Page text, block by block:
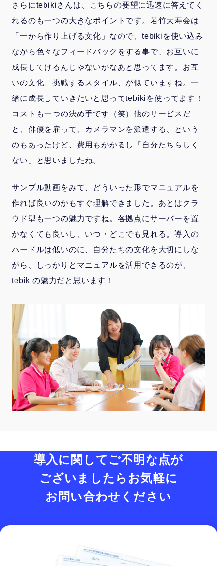
さらにtebikiさんは、こちらの要望に迅速に答えてく
れるのも一つの大きなポイントです。若竹大寿会は
「一から作り上げる文化」なので、tebikiを使い込み
ながら色々なフィードバックをする事で、お互いに
成長してけるんじゃないかなあと思ってます。お互
いの文化、挑戦するスタイル、が似ていますね。一
緒に成長していきたいと思ってtebikiを使ってます！
コストも一つの決め手です（笑）他のサービスだ
と、俳優を雇って、カメラマンを派遣する、という
のもあったけど、費用もかかるし「自分たちらしく
ない」と思いましたね。
サンプル動画をみて、どういった形でマニュアルを
作れば良いのかもすぐ理解できました。あとはクラ
ウド型も一つの魅力ですね。各拠点にサーバーを置
かなくても良いし、いつ・どこでも見れる。導入の
ハードルは低いのに、自分たちの文化を大切にしな
がら、しっかりとマニュアルを活用できるのが、
tebikiの魅力だと思います！
導入に関してご不明な点が
ございましたら お気軽に
お問い合わせください